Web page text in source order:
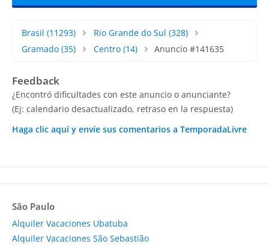
Brasil (11293) Rio Grande do Sul (328)
Gramado (35) Centro(14) Anuncio #141635
Feedback
¿Encontró dificultades con este anuncio o anunciante?
(Ej: calendario desactualizado, retraso en la respuesta)
Haga clic aquí y envíe sus comentarios a TemporadaLivre
São Paulo
Alquiler Vacaciones Ubatuba
Alquiler Vacaciones São Sebastião